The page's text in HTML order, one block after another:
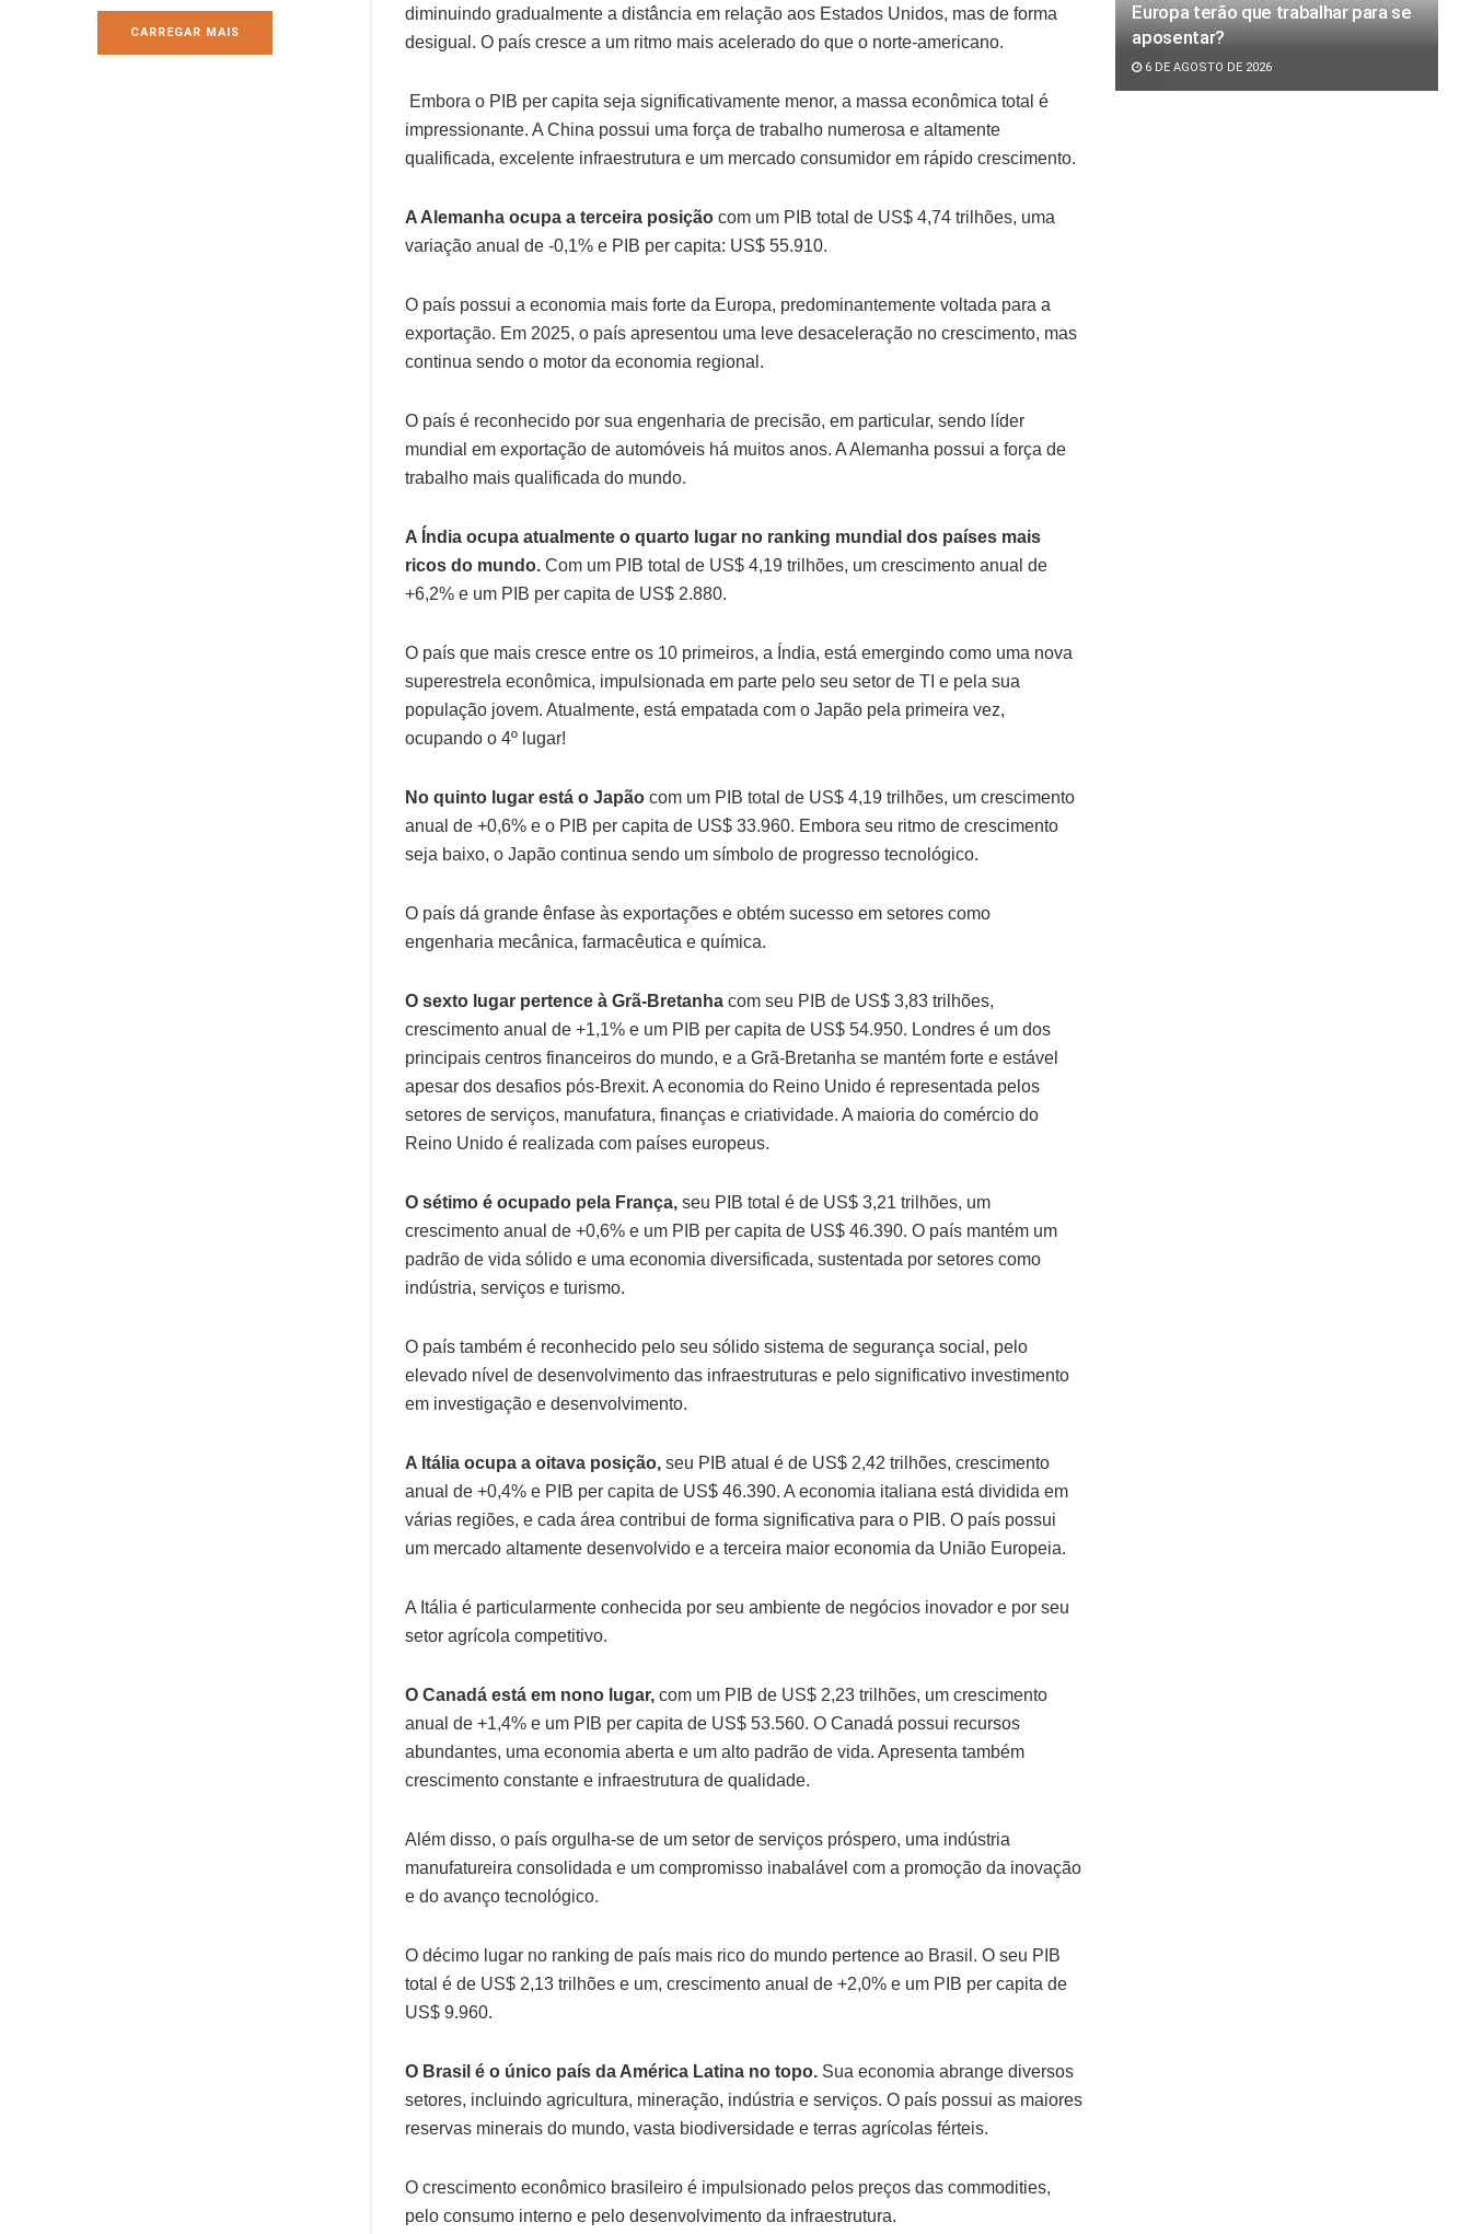
CARREGAR MAIS
diminuindo gradualmente a distância em relação aos Estados Unidos, mas de forma
desigual. O país cresce a um ritmo mais acelerado do que o norte-americano.
Embora o PIB per capita seja significativamente menor, a massa econômica total é
impressionante. A China possui uma força de trabalho numerosa e altamente
qualificada, excelente infraestrutura e um mercado consumidor em rápido crescimento.
A Alemanha ocupa a terceira posição com um PIB total de US$ 4,74 trilhões, uma
variação anual de -0,1% e PIB per capita: US$ 55.910.
O país possui a economia mais forte da Europa, predominantemente voltada para a
exportação. Em 2025, o país apresentou uma leve desaceleração no crescimento, mas
continua sendo o motor da economia regional.
O país é reconhecido por sua engenharia de precisão, em particular, sendo líder
mundial em exportação de automóveis há muitos anos. A Alemanha possui a força de
trabalho mais qualificada do mundo.
A Índia ocupa atualmente o quarto lugar no ranking mundial dos países mais
ricos do mundo. Com um PIB total de US$ 4,19 trilhões, um crescimento anual de
+6,2% e um PIB per capita de US$ 2.880.
O país que mais cresce entre os 10 primeiros, a Índia, está emergindo como uma nova
superestrela econômica, impulsionada em parte pelo seu setor de TI e pela sua
população jovem. Atualmente, está empatada com o Japão pela primeira vez,
ocupando o 4º lugar!
No quinto lugar está o Japão com um PIB total de US$ 4,19 trilhões, um crescimento
anual de +0,6% e o PIB per capita de US$ 33.960. Embora seu ritmo de crescimento
seja baixo, o Japão continua sendo um símbolo de progresso tecnológico.
O país dá grande ênfase às exportações e obtém sucesso em setores como
engenharia mecânica, farmacêutica e química.
O sexto lugar pertence à Grã-Bretanha com seu PIB de US$ 3,83 trilhões,
crescimento anual de +1,1% e um PIB per capita de US$ 54.950. Londres é um dos
principais centros financeiros do mundo, e a Grã-Bretanha se mantém forte e estável
apesar dos desafios pós-Brexit. A economia do Reino Unido é representada pelos
setores de serviços, manufatura, finanças e criatividade. A maioria do comércio do
Reino Unido é realizada com países europeus.
O sétimo é ocupado pela França, seu PIB total é de US$ 3,21 trilhões, um
crescimento anual de +0,6% e um PIB per capita de US$ 46.390. O país mantém um
padrão de vida sólido e uma economia diversificada, sustentada por setores como
indústria, serviços e turismo.
O país também é reconhecido pelo seu sólido sistema de segurança social, pelo
elevado nível de desenvolvimento das infraestruturas e pelo significativo investimento
em investigação e desenvolvimento.
A Itália ocupa a oitava posição, seu PIB atual é de US$ 2,42 trilhões, crescimento
anual de +0,4% e PIB per capita de US$ 46.390. A economia italiana está dividida em
várias regiões, e cada área contribui de forma significativa para o PIB. O país possui
um mercado altamente desenvolvido e a terceira maior economia da União Europeia.
A Itália é particularmente conhecida por seu ambiente de negócios inovador e por seu
setor agrícola competitivo.
O Canadá está em nono lugar, com um PIB de US$ 2,23 trilhões, um crescimento
anual de +1,4% e um PIB per capita de US$ 53.560. O Canadá possui recursos
abundantes, uma economia aberta e um alto padrão de vida. Apresenta também
crescimento constante e infraestrutura de qualidade.
Além disso, o país orgulha-se de um setor de serviços próspero, uma indústria
manufatureira consolidada e um compromisso inabalável com a promoção da inovação
e do avanço tecnológico.
O décimo lugar no ranking de país mais rico do mundo pertence ao Brasil. O seu PIB
total é de US$ 2,13 trilhões e um, crescimento anual de +2,0% e um PIB per capita de
US$ 9.960.
O Brasil é o único país da América Latina no topo. Sua economia abrange diversos
setores, incluindo agricultura, mineração, indústria e serviços. O país possui as maiores
reservas minerais do mundo, vasta biodiversidade e terras agrícolas férteis.
O crescimento econômico brasileiro é impulsionado pelos preços das commodities,
pelo consumo interno e pelo desenvolvimento da infraestrutura.
Europa terão que trabalhar para se
aposentar?
6 DE AGOSTO DE 2026